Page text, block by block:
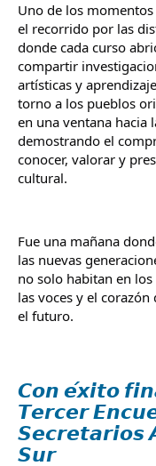
Uno de los
el recorrido por las
donde cada curso
compartir
artísticas y
torno a los pueblos
en una ventana hacia
demostrando el
conocer, valorar y
cultural.
Fue una mañana
las nuevas
no solo habitan en
las voces y el
el futuro.
𝘾𝙤𝙣 𝙚́𝙭𝙞𝙩𝙤
𝙏𝙚𝙧𝙘𝙚𝙧
𝙎𝙪𝙧